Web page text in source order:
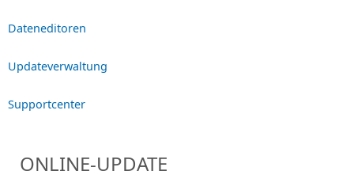
Dateneditoren
Updateverwaltung
Supportcenter
ONLINE-UPDATE